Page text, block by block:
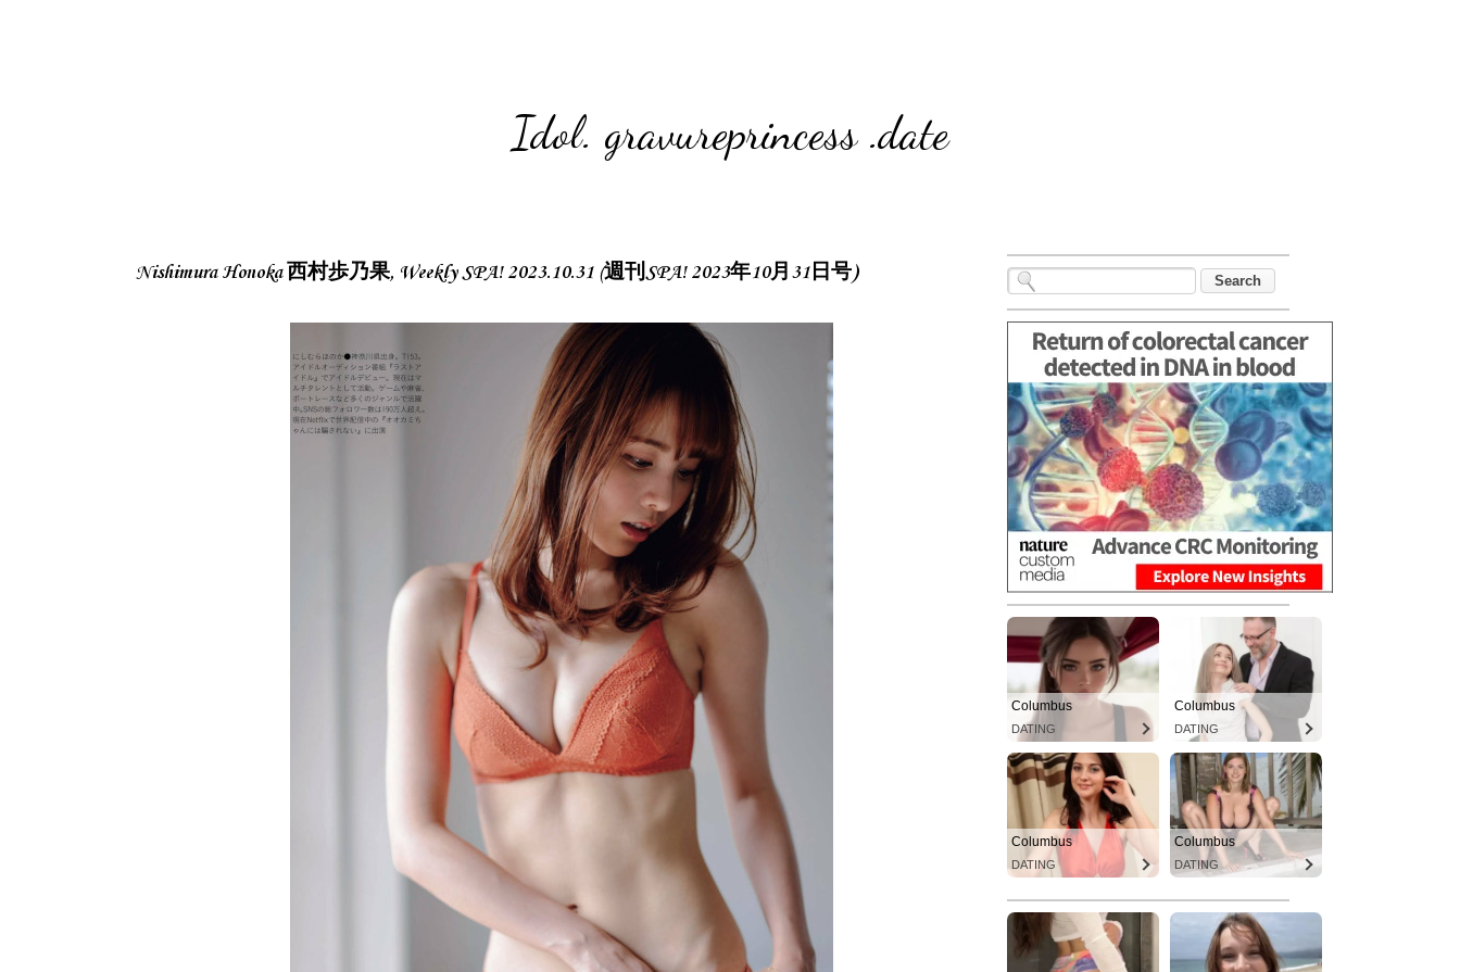
Idol. gravureprincess .date
Nishimura Honoka 西村歩乃果, Weekly SPA! 2023.10.31 (週刊SPA! 2023年10月31日号)
Columbus
DATING
Columbus
DATING
Columbus
DATING
Columbus
DATING